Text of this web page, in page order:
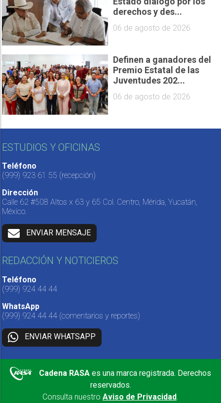
derechos y des...
06 de agosto de 2026
Definen a ganadores del
Premio Estatal de las
Juventudes 202...
06 de agosto de 2026
ESTUDIOS Y OFICINAS
Teléfono
(999) 923 61 55 (recepción)
Dirección
Calle 62 #508 Altos x 63 y 65 Col. Centro, Mérida, Yucatán,
México.
ENVIAR MENSAJE
REDACCIÓN Y NOTICIEROS
Teléfono
(999) 924 44 44
WhatsApp
(999) 924 44 44 (comentarios y reportes)
ENVIAR WHATSAPP
Cadena RASA es una marca registrada. Derechos
reservados.
Consulta nuestro Aviso de Privacidad.